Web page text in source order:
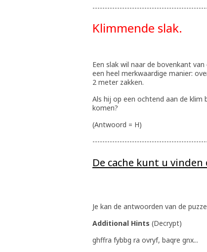
Klimmende slak.
Een slak wil naar de bovenkant
een heel merkwaardige manier:
2 meter zakken.
Als hij op een ochtend aan de
komen?
(Antwoord = H)
De cache kunt u vinden
E 005°
Je kan de antwoorden van de
Additional Hints (Decrypt)
ghffra fybbg ra ovryf, baqre gnx...